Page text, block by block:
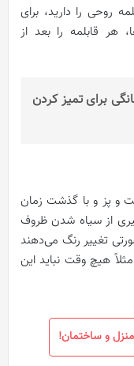
روحی را دارید، برای
هر قابلمه را بعد از
برای تمیز کردن
و پز و با گذشت زمان
از سیاه شدن ظروف
تغییر رنگ می‌دهند
هیچ وقت نباید این
و ساختمان!